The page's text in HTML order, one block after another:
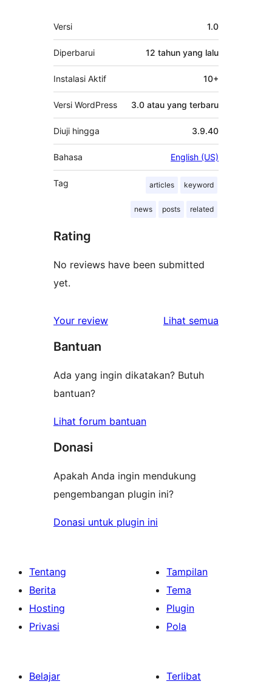
Meta
Versi 1.0
Diperbarui 12 tahun yang lalu
Instalasi Aktif 10+
Versi WordPress 3.0 atau yang terbaru
Diuji hingga 3.9.40
Bahasa English (US)
Tag articles keyword
news posts related
Rating
No reviews have been submitted
yet.
Your review Lihat semua
Bantuan
Ada yang ingin dikatakan? Butuh
bantuan?
Lihat forum bantuan
Donasi
Apakah Anda ingin mendukung
pengembangan plugin ini?
Donasi untuk plugin ini
Tentang
Berita
Hosting
Privasi
Tampilan
Tema
Plugin
Pola
Belajar
Terlibat